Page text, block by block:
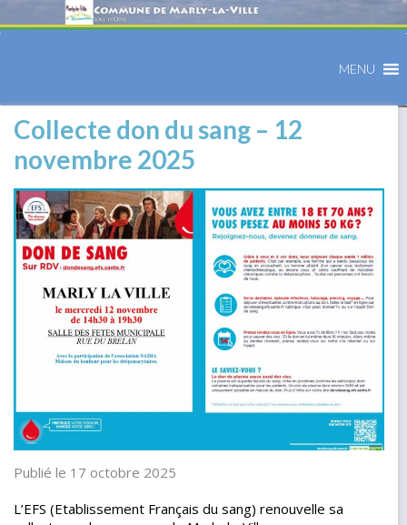
MENU
Collecte don du sang – 12
novembre 2025
Publié le 17 octobre 2025
L’EFS (Etablissement Français du sang) renouvelle sa